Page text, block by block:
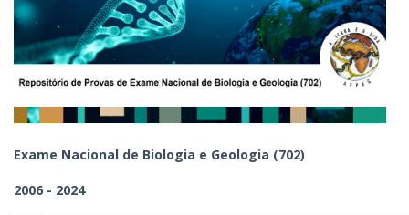
Exame Nacional de Biologia e Geologia (702)
2006 - 2024